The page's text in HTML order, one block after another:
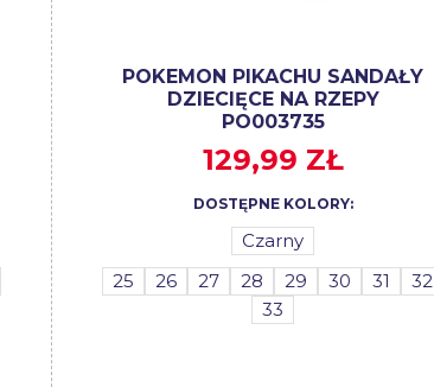
POKEMON PIKACHU SANDAŁY
DZIECIĘCE NA RZEPY
PO003735
129,99 ZŁ
DOSTĘPNE KOLORY:
Czarny
25
26 27 28 29 30 31
32
33